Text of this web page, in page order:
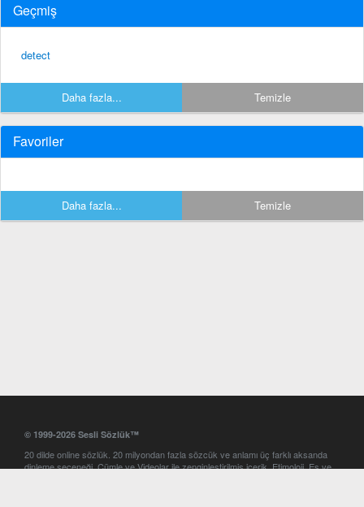
Geçmiş
detect
Daha fazla... Temizle
Favoriler
Daha fazla... Temizle
© 1999-2026 Sesli Sözlük™
20 dilde online sözlük. 20 milyondan fazla sözcük ve anlamı üç farklı aksanda
dinleme seçeneği. Cümle ve Videolar ile zenginleştirilmiş içerik. Etimoloji, Eş ve